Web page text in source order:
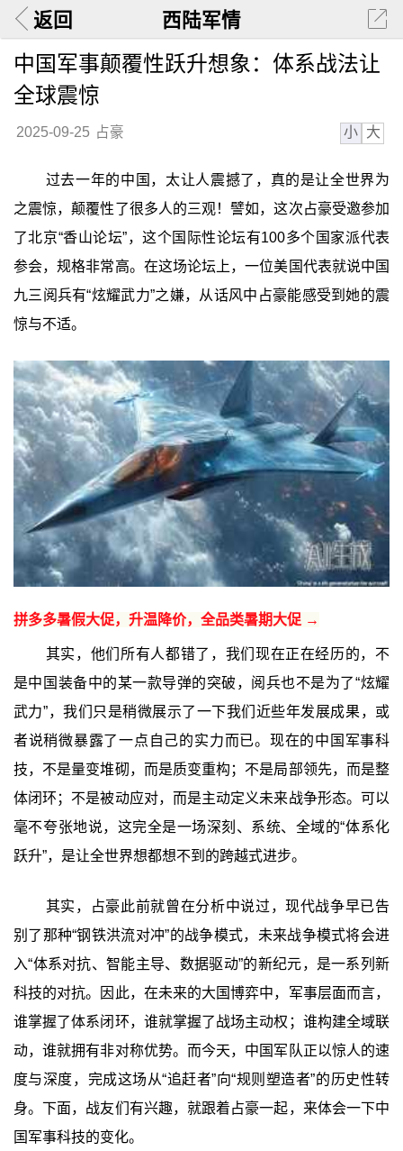
返回 西陆军情
中国军事颠覆性跃升想象：体系战法让
全球震惊
2025-09-25 占豪 小 大
过去一年的中国，太让人震撼了，真的是让全世界为
之震惊，颠覆性了很多人的三观！譬如，这次占豪受邀参加
了北京“香山论坛”，这个国际性论坛有100多个国家派代表
参会，规格非常高。在这场论坛上，一位美国代表就说中国
九三阅兵有“炫耀武力”之嫌，从话风中占豪能感受到她的震
惊与不适。
拼多多暑假大促，升温降价，全品类暑期大促 →
其实，他们所有人都错了，我们现在正在经历的，不
是中国装备中的某一款导弹的突破，阅兵也不是为了“炫耀
武力”，我们只是稍微展示了一下我们近些年发展成果，或
者说稍微暴露了一点自己的实力而已。现在的中国军事科
技，不是量变堆砌，而是质变重构；不是局部领先，而是整
体闭环；不是被动应对，而是主动定义未来战争形态。可以
毫不夸张地说，这完全是一场深刻、系统、全域的“体系化
跃升”，是让全世界想都想不到的跨越式进步。
其实，占豪此前就曾在分析中说过，现代战争早已告
别了那种“钢铁洪流对冲”的战争模式，未来战争模式将会进
入“体系对抗、智能主导、数据驱动”的新纪元，是一系列新
科技的对抗。因此，在未来的大国博弈中，军事层面而言，
谁掌握了体系闭环，谁就掌握了战场主动权；谁构建全域联
动，谁就拥有非对称优势。而今天，中国军队正以惊人的速
度与深度，完成这场从“追赶者”向“规则塑造者”的历史性转
身。下面，战友们有兴趣，就跟着占豪一起，来体会一下中
国军事科技的变化。